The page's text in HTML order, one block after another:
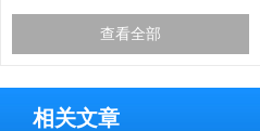
查看全部
相关文章